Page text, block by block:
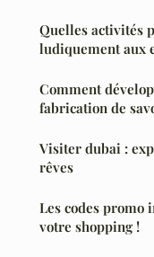
Quelles activités
ludiquement aux
Comment
fabrication de
Visiter dubai :
rêves
Les codes promo
votre shopping !